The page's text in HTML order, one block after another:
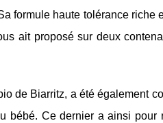
formule haute tolérance riche
ait proposé sur deux
de Biarritz, a été également
bébé. Ce dernier a ainsi pour